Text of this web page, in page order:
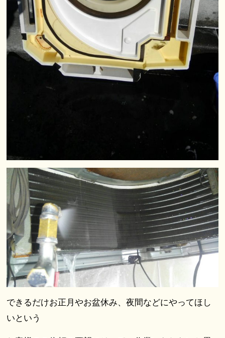
できるだけお正月やお盆休み、夜間などにやってほし
いという